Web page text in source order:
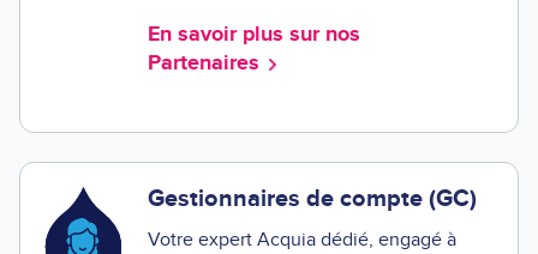
En savoir plus sur nos
Partenaires
Gestionnaires de compte (GC)
Votre expert Acquia dédié, engagé à